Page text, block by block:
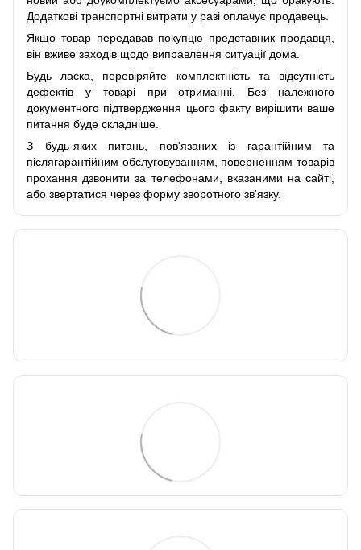
Додаткові транспортні витрати у разі оплачує продавець.
Якщо товар передавав покупцю представник продавця,
він вживе заходів щодо виправлення ситуації дома.
Будь ласка, перевіряйте комплектність та відсутність
дефектів у товарі при отриманні. Без належного
документного підтвердження цього факту вирішити ваше
питання буде складніше.
З будь-яких питань, пов'язаних із гарантійним та
післягарантійним обслуговуванням, поверненням товарів
прохання дзвонити за телефонами, вказаними на сайті,
або звертатися через форму зворотного зв'язку.